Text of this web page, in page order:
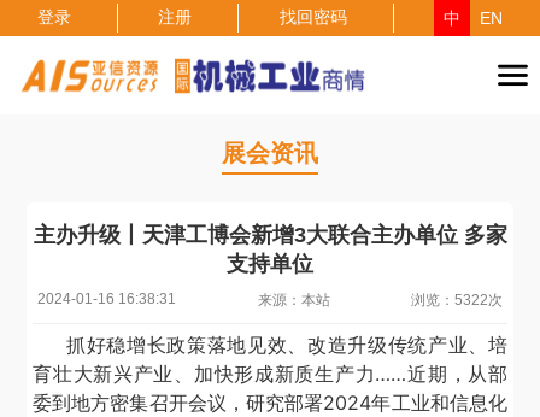
登录 注册 找回密码 中 EN
展会资讯
主办升级丨天津工博会新增3大联合主办单位 多家
支持单位
2024-01-16 16:38:31 来源：本站 浏览：5322次
抓好稳增长政策落地见效、改造升级传统产业、培
育壮大新兴产业、加快形成新质生产力……近期，从部
委到地方密集召开会议，研究部署2024年工业和信息化